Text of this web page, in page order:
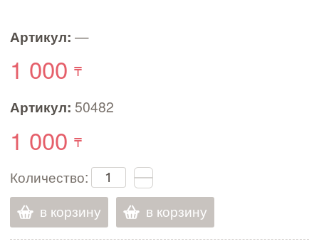
Артикул: —
1 000
Артикул: 50482
1 000
Количество:
в корзину
в корзину